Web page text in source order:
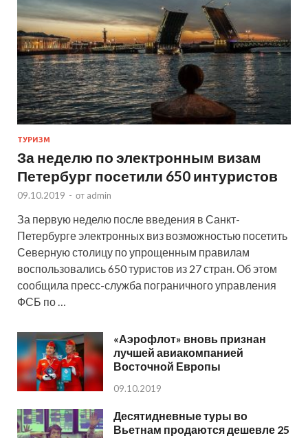
ТУРИЗМ
За неделю по электронным визам
Петербург посетили 650 интуристов
09.10.2019 - от admin
За первую неделю после введения в Санкт-
Петербурге электронных виз возможностью посетить
Северную столицу по упрощенным правилам
воспользовались 650 туристов из 27 стран. Об этом
сообщила пресс-служба пограничного управления
ФСБ по …
«Аэрофлот» вновь признан
лучшей авиакомпанией
Восточной Европы
09.10.2019
Десятидневные туры во
Вьетнам продаются дешевле 25